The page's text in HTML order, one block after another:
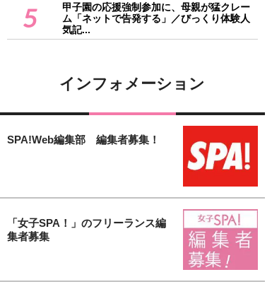
5
甲子園の応援強制参加に、母親が猛クレー
ム「ネットで告発する」／びっくり体験人
気記...
インフォメーション
SPA!Web編集部 編集者募集！
「女子SPA！」のフリーランス編
集者募集